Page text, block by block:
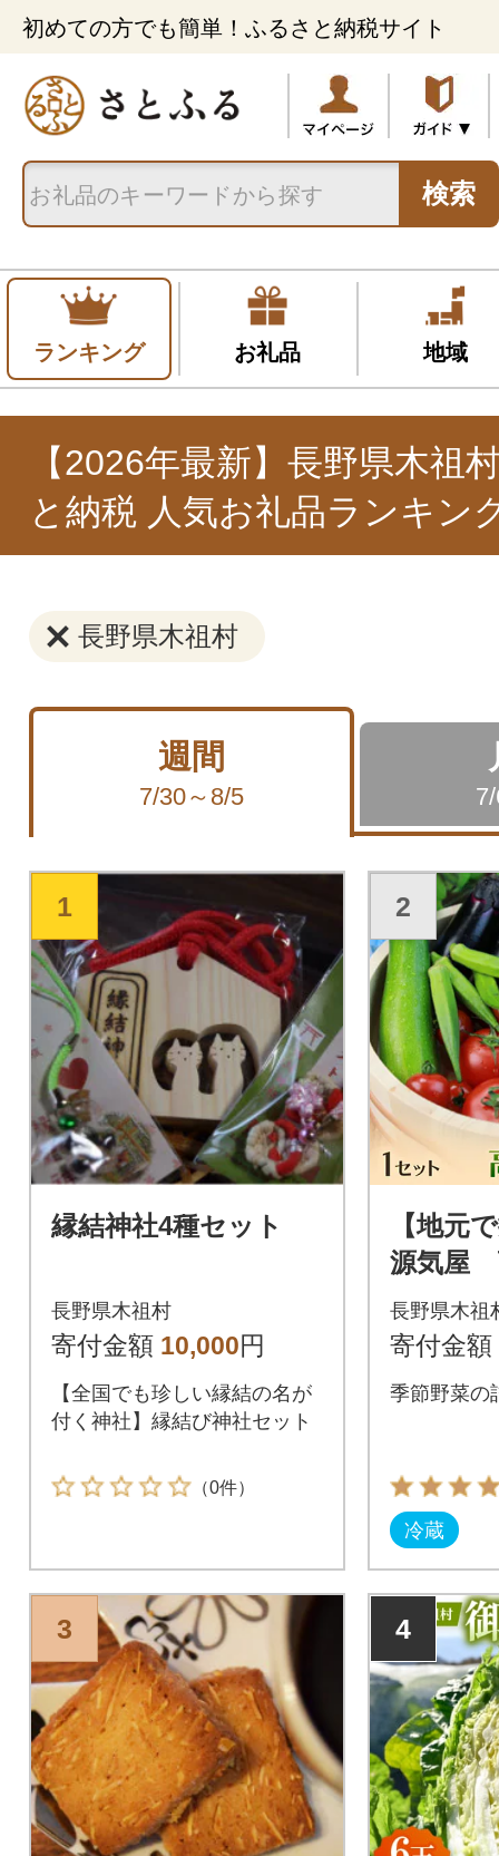
初めての方でも簡単！ふるさと納税サイト
検索
ランキング お礼品 地域
【2026年最新】長野県木祖
と納税 人気お礼品ランキン
長野県木祖村
週間
7/30～8/5
1
縁結神社4種セット
長野県木祖村
寄付金額 10,000円
【全国でも珍しい縁結の名が
付く神社】縁結び神社セット
（0件）
2
【地元
源気屋
ト
長野県木祖
寄付金額
季節野菜の
冷蔵
3 4